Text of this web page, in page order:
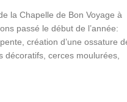
la Chapelle de Bon Voyage à
passé le début de l’année:
création d’une ossature
décoratifs, cerces moulurées,